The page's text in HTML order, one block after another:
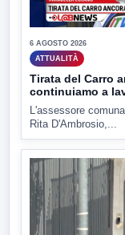
6 AGOSTO 2026
ATTUALITÀ
Tirata del Carro
continuiamo a
L'assessore
Rita D'Ambrosio,...